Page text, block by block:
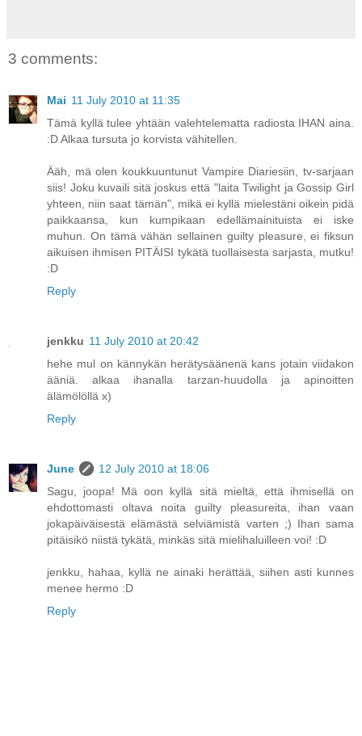
3 comments:
Mai 11 July 2010 at 11:35
Tämä kyllä tulee yhtään valehtelematta radiosta IHAN aina.
:D Alkaa tursuta jo korvista vähitellen.
Ääh, mä olen koukkuuntunut Vampire Diariesiin, tv-sarjaan
siis! Joku kuvaili sitä joskus että "laita Twilight ja Gossip Girl
yhteen, niin saat tämän", mikä ei kyllä mielestäni oikein pidä
paikkaansa, kun kumpikaan edellämainituista ei iske
muhun. On tämä vähän sellainen guilty pleasure, ei fiksun
aikuisen ihmisen PITÄISI tykätä tuollaisesta sarjasta, mutku!
:D
Reply
jenkku 11 July 2010 at 20:42
hehe mul on kännykän herätysäänenä kans jotain viidakon
ääniä. alkaa ihanalla tarzan-huudolla ja apinoitten
älämölöllä x)
Reply
June
12 July 2010 at 18:06
Sagu, joopa! Mä oon kyllä sitä mieltä, että ihmisellä on
ehdottomasti oltava noita guilty pleasureita, ihan vaan
jokapäiväisestä elämästä selviämistä varten ;) Ihan sama
pitäisikö niistä tykätä, minkäs sitä mielihaluilleen voi! :D
jenkku, hahaa, kyllä ne ainaki herättää, siihen asti kunnes
menee hermo :D
Reply